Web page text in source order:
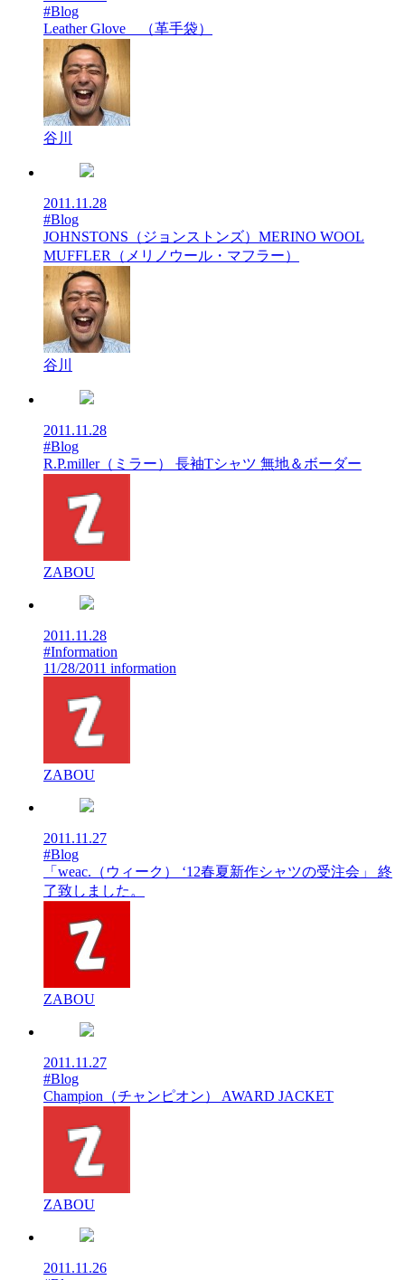
#Blog
Leather Glove （革手袋）
谷川
2011.11.28
#Blog
JOHNSTONS（ジョンストンズ）MERINO WOOL
MUFFLER（メリノウール・マフラー）
谷川
2011.11.28
#Blog
R.P.miller（ミラー） 長袖Tシャツ 無地＆ボーダー
ZABOU
2011.11.28
#Information
11/28/2011 information
ZABOU
2011.11.27
#Blog
「weac.（ウィーク） ‘12春夏新作シャツの受注会」 終
了致しました。
ZABOU
2011.11.27
#Blog
Champion（チャンピオン） AWARD JACKET
ZABOU
2011.11.26